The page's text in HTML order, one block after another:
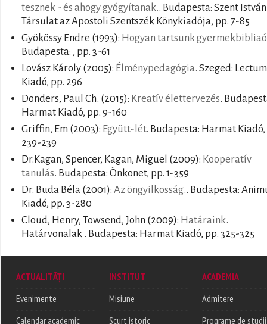
tesznek - és ahogy gyógyítanak.. Budapesta: Szent István
Társulat az Apostoli Szentszék Könykiadója, pp. 7-85
Gyökössy Endre (1993): Hogyan tartsunk
Budapesta: , pp. 3-61
Lovász Károly (2005): Élménypedagógia. Szeged: Lectum
Kiadó, pp. 296
Donders, Paul Ch. (2015): Kreatív élettervezés.
Harmat Kiadó, pp. 9-160
Griffin, Em (2003): Együtt-lét. Budapesta: Harmat Kiadó,
239-239
Dr.Kagan, Spencer, Kagan, Miguel (2009): Kooperatív
tanulás. Budapesta: Önkonet, pp. 1-359
Dr. Buda Béla (2001): Az öngyilkosság.. Budapesta:
Kiadó, pp. 3-280
Cloud, Henry, Towsend, John (2009): Határaink.
Határvonalak . Budapesta: Harmat Kiadó, pp. 325-325
ACTUALITĂȚI
Evenimente
Calendar academic
INSTITUT
Misiune
Scurt istoric
ACADEMIA
Admitere
Programe de studii